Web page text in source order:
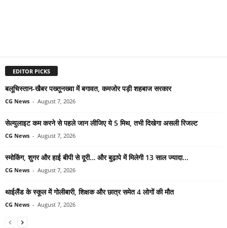
EDITOR PICKS
बलूचिस्तान-खैबर पख्तूनख्वा में बगावत, कमजोर पड़ी शहबाज सरकार
CG News - August 7, 2026
सेल्युलाइट कम करने से पहले जान लीजिए ये 5 मिथ, तभी दिखेगा असली रिजल्ट
CG News - August 7, 2026
स्मोकिंग, शुगर और हाई बीपी से दूरी… और बुढ़ापे में मिलेगी 13 साल ज्यादा...
CG News - August 7, 2026
थाईलैंड के स्कूल में गोलीबारी, शिक्षक और छात्र समेत 4 लोगों की मौत
CG News - August 7, 2026